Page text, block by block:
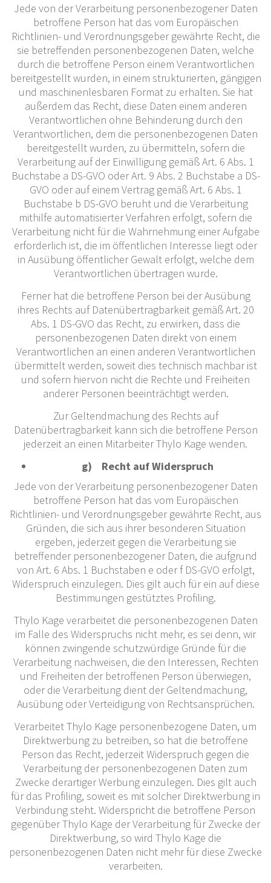
Jede von der Verarbeitung personenbezogener Daten
betroffene Person hat das vom Europäischen
Richtlinien- und Verordnungsgeber gewährte Recht, die
sie betreffenden personenbezogenen Daten, welche
durch die betroffene Person einem Verantwortlichen
bereitgestellt wurden, in einem strukturierten, gängigen
und maschinenlesbaren Format zu erhalten. Sie hat
außerdem das Recht, diese Daten einem anderen
Verantwortlichen ohne Behinderung durch den
Verantwortlichen, dem die personenbezogenen Daten
bereitgestellt wurden, zu übermitteln, sofern die
Verarbeitung auf der Einwilligung gemäß Art. 6 Abs. 1
Buchstabe a DS-GVO oder Art. 9 Abs. 2 Buchstabe a DS-
GVO oder auf einem Vertrag gemäß Art. 6 Abs. 1
Buchstabe b DS-GVO beruht und die Verarbeitung
mithilfe automatisierter Verfahren erfolgt, sofern die
Verarbeitung nicht für die Wahrnehmung einer Aufgabe
erforderlich ist, die im öffentlichen Interesse liegt oder
in Ausübung öffentlicher Gewalt erfolgt, welche dem
Verantwortlichen übertragen wurde.
Ferner hat die betroffene Person bei der Ausübung
ihres Rechts auf Datenübertragbarkeit gemäß Art. 20
Abs. 1 DS-GVO das Recht, zu erwirken, dass die
personenbezogenen Daten direkt von einem
Verantwortlichen an einen anderen Verantwortlichen
übermittelt werden, soweit dies technisch machbar ist
und sofern hiervon nicht die Rechte und Freiheiten
anderer Personen beeinträchtigt werden.
Zur Geltendmachung des Rechts auf
Datenübertragbarkeit kann sich die betroffene Person
jederzeit an einen Mitarbeiter Thylo Kage wenden.
g) Recht auf Widerspruch
Jede von der Verarbeitung personenbezogener Daten
betroffene Person hat das vom Europäischen
Richtlinien- und Verordnungsgeber gewährte Recht, aus
Gründen, die sich aus ihrer besonderen Situation
ergeben, jederzeit gegen die Verarbeitung sie
betreffender personenbezogener Daten, die aufgrund
von Art. 6 Abs. 1 Buchstaben e oder f DS-GVO erfolgt,
Widerspruch einzulegen. Dies gilt auch für ein auf diese
Bestimmungen gestütztes Profiling.
Thylo Kage verarbeitet die personenbezogenen Daten
im Falle des Widerspruchs nicht mehr, es sei denn, wir
können zwingende schutzwürdige Gründe für die
Verarbeitung nachweisen, die den Interessen, Rechten
und Freiheiten der betroffenen Person überwiegen,
oder die Verarbeitung dient der Geltendmachung,
Ausübung oder Verteidigung von Rechtsansprüchen.
Verarbeitet Thylo Kage personenbezogene Daten, um
Direktwerbung zu betreiben, so hat die betroffene
Person das Recht, jederzeit Widerspruch gegen die
Verarbeitung der personenbezogenen Daten zum
Zwecke derartiger Werbung einzulegen. Dies gilt auch
für das Profiling, soweit es mit solcher Direktwerbung in
Verbindung steht. Widerspricht die betroffene Person
gegenüber Thylo Kage der Verarbeitung für Zwecke der
Direktwerbung, so wird Thylo Kage die
personenbezogenen Daten nicht mehr für diese Zwecke
verarbeiten.